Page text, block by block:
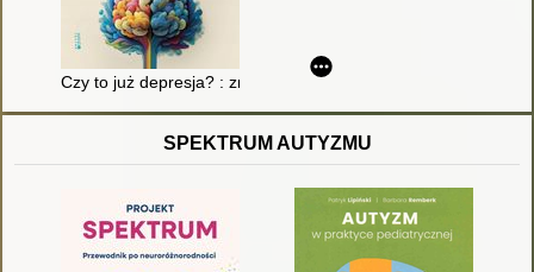
Czy to już depresja? : zrozum siebie, zmień myślenie i zacznij
SPEKTRUM AUTYZMU